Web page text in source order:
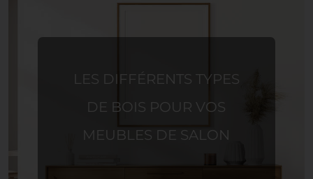
LES DIFFÉRENTS TYPES
DE BOIS POUR VOS
MEUBLES DE SALON